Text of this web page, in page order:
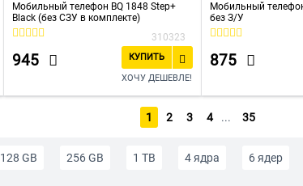
Мобильный телефон BQ 1848 Step+
Black (без СЗУ в комплекте)
310323
945
КУПИТЬ
ХОЧУ ДЕШЕВЛЕ!
Мобильный
без З/У
875
1 2 3 4 ... 35
128 GB 256 GB 1 TB 4 ядра 6 ядер